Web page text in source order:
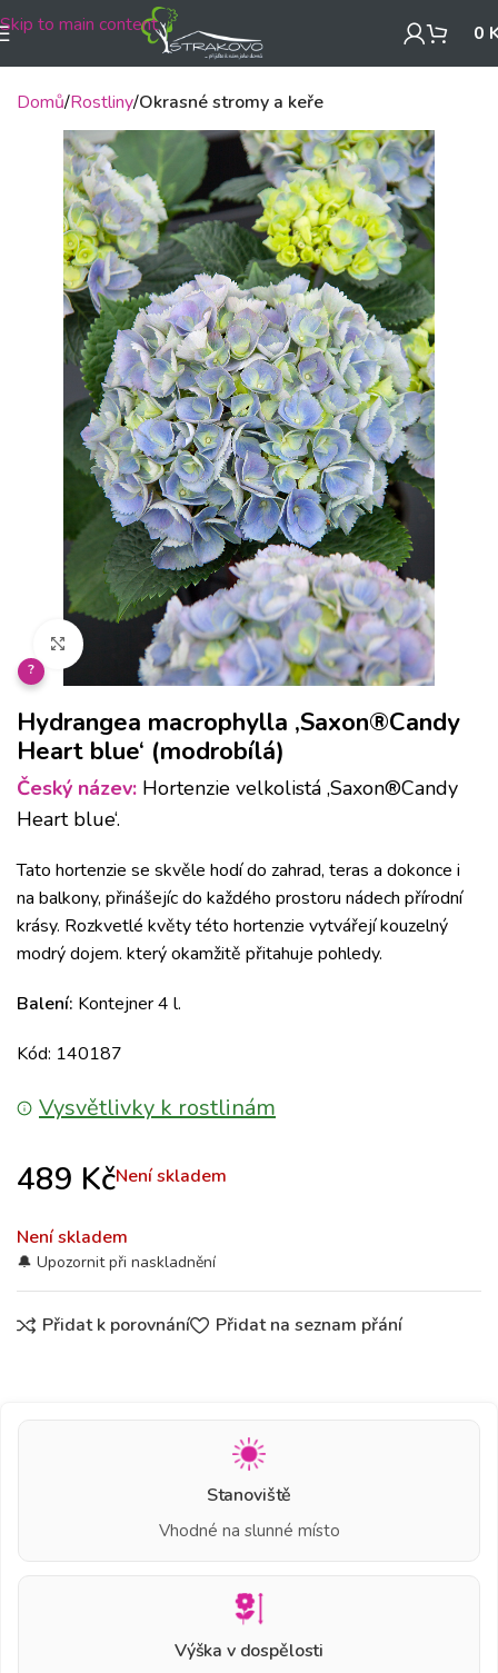
Skip to main content 0
Domů Rostliny Okrasné stromy a keře
Klikněte pro zvětšení
?
Hydrangea macrophylla ‚Saxon®Candy
Heart blue‘ (modrobílá)
Český název: Hortenzie velkolistá ‚Saxon®Candy
Heart blue‘.
Tato hortenzie se skvěle hodí do zahrad, teras a dokonce i
na balkony, přinášejíc do každého prostoru nádech přírodní
krásy. Rozkvetlé květy této hortenzie vytvářejí kouzelný
modrý dojem. který okamžitě přitahuje pohledy.
Balení: Kontejner 4 l.
Kód: 140187
Vysvětlivky k rostlinám
489 KčNení skladem
Není skladem
Přidat k porovnání Přidat na seznam přání
Stanoviště
Vhodné na slunné místo
Výška v dospělosti